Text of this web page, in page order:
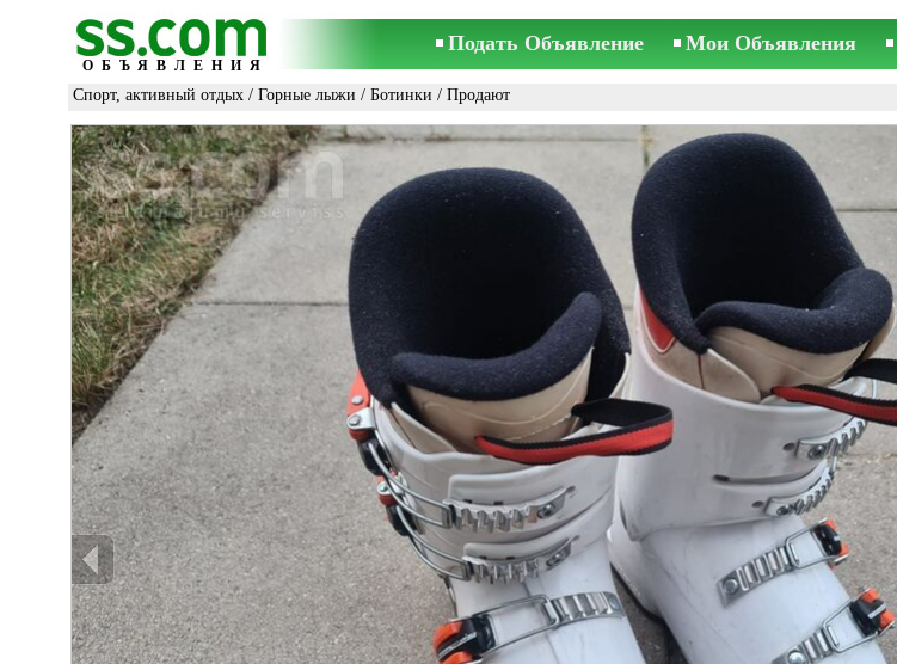
ОБЪЯВЛЕНИЯ
Подать Объявление Мои Объявления
Спорт, активный отдых / Горные лыжи / Ботинки / Продают